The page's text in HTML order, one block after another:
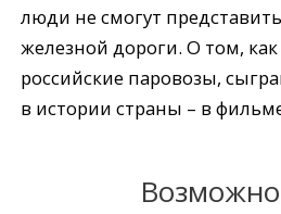
люди не смогут
железной дороги. О том, как
российские паровозы,
в истории страны – в